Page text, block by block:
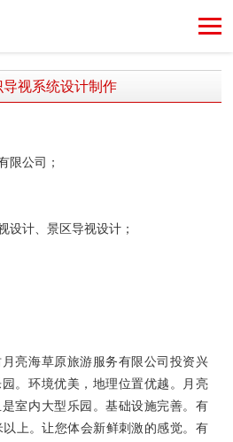
觉销售力！
视系统设计制作
限公司；
设计、景区导视设计；
亮海草原旅游服务有限公司投资兴
。环境优美，地理位置优越。月亮
室内大型乐园。基础设施完善。有
上。让您体会新鲜刺激的感觉。有